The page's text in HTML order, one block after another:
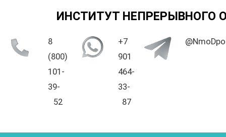
ИНСТИТУТ НЕПРЕРЫВНОГО
8
(800)
101-
39-
52
+7
901
464-
33-
87